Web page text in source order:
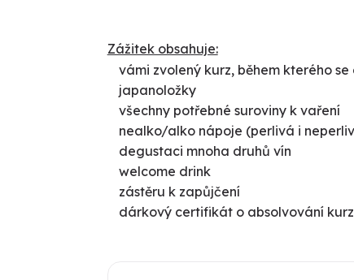
Zážitek obsahuje:
vámi zvolený kurz, během kterého
japanoložky
všechny potřebné suroviny k vaření
nealko/alko nápoje (perlivá i
degustaci mnoha druhů vín
welcome drink
zástěru k zapůjčení
dárkový certifikát o absolvování